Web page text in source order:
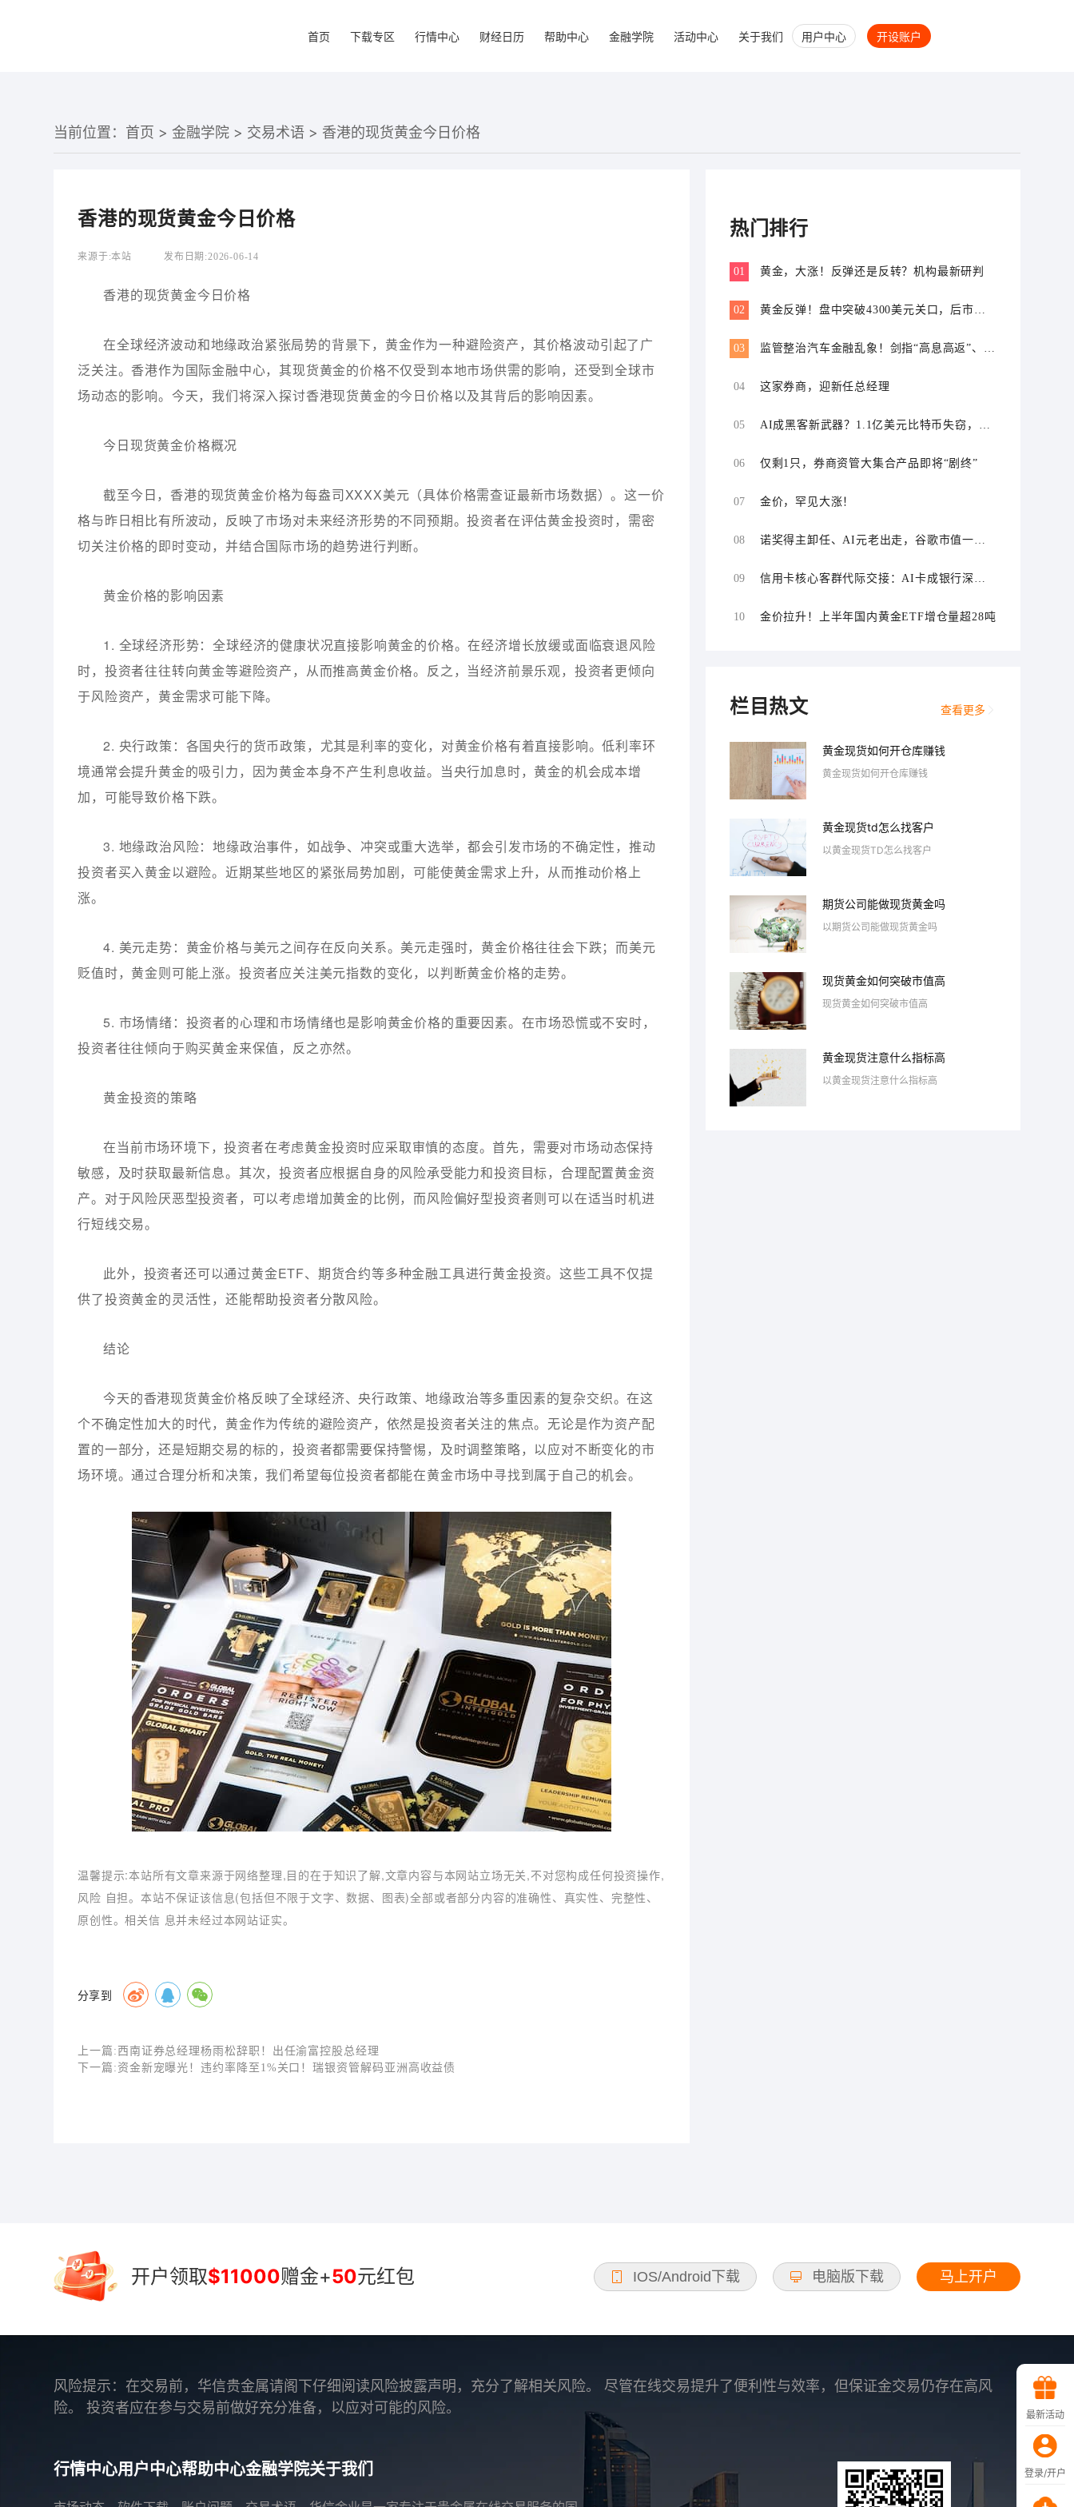
首页 下载专区 行情中心 财经日历 帮助中心 金融学院 活动中心 关于我们 用户中心 开设账户
当前位置： 首页 >金融学院 > 交易术语 > 香港的现货黄金今日价格
香港的现货黄金今日价格
来源于:本站 发布日期:2026-06-14
香港的现货黄金今日价格
在全球经济波动和地缘政治紧张局势的背景下，黄金作为一种避险资产，其价格波动引起了广
泛关注。香港作为国际金融中心，其现货黄金的价格不仅受到本地市场供需的影响，还受到全球市
场动态的影响。今天，我们将深入探讨香港现货黄金的今日价格以及其背后的影响因素。
今日现货黄金价格概况
截至今日，香港的现货黄金价格为每盎司XXXX美元（具体价格需查证最新市场数据）。这一价
格与昨日相比有所波动，反映了市场对未来经济形势的不同预期。投资者在评估黄金投资时，需密
切关注价格的即时变动，并结合国际市场的趋势进行判断。
黄金价格的影响因素
1. 全球经济形势：全球经济的健康状况直接影响黄金的价格。在经济增长放缓或面临衰退风险
时，投资者往往转向黄金等避险资产，从而推高黄金价格。反之，当经济前景乐观，投资者更倾向
于风险资产，黄金需求可能下降。
2. 央行政策：各国央行的货币政策，尤其是利率的变化，对黄金价格有着直接影响。低利率环
境通常会提升黄金的吸引力，因为黄金本身不产生利息收益。当央行加息时，黄金的机会成本增
加，可能导致价格下跌。
3. 地缘政治风险：地缘政治事件，如战争、冲突或重大选举，都会引发市场的不确定性，推动
投资者买入黄金以避险。近期某些地区的紧张局势加剧，可能使黄金需求上升，从而推动价格上
涨。
4. 美元走势：黄金价格与美元之间存在反向关系。美元走强时，黄金价格往往会下跌；而美元
贬值时，黄金则可能上涨。投资者应关注美元指数的变化，以判断黄金价格的走势。
5. 市场情绪：投资者的心理和市场情绪也是影响黄金价格的重要因素。在市场恐慌或不安时，
投资者往往倾向于购买黄金来保值，反之亦然。
黄金投资的策略
在当前市场环境下，投资者在考虑黄金投资时应采取审慎的态度。首先，需要对市场动态保持
敏感，及时获取最新信息。其次，投资者应根据自身的风险承受能力和投资目标，合理配置黄金资
产。对于风险厌恶型投资者，可以考虑增加黄金的比例，而风险偏好型投资者则可以在适当时机进
行短线交易。
此外，投资者还可以通过黄金ETF、期货合约等多种金融工具进行黄金投资。这些工具不仅提
供了投资黄金的灵活性，还能帮助投资者分散风险。
结论
今天的香港现货黄金价格反映了全球经济、央行政策、地缘政治等多重因素的复杂交织。在这
个不确定性加大的时代，黄金作为传统的避险资产，依然是投资者关注的焦点。无论是作为资产配
置的一部分，还是短期交易的标的，投资者都需要保持警惕，及时调整策略，以应对不断变化的市
场环境。通过合理分析和决策，我们希望每位投资者都能在黄金市场中寻找到属于自己的机会。
温馨提示:本站所有文章来源于网络整理,目的在于知识了解,文章内容与本网站立场无关,不对您构成任何投资操作,
风险 自担。本站不保证该信息(包括但不限于文字、数据、图表)全部或者部分内容的准确性、真实性、完整性、
原创性。相关信 息并未经过本网站证实。
分享到
上一篇: 西南证券总经理杨雨松辞职！出任渝富控股总经理
下一篇: 资金新宠曝光！违约率降至1%关口！瑞银资管解码亚洲高收益债
热门排行
01 黄金，大涨！反弹还是反转？机构最新研判
02
黄金反弹！盘中突破4300美元关口，后市怎
03
监管整治汽车金融乱象！剑指“高息高返”、
04
这家券商，迎新任总经理
05
AI成黑客新武器？1.1亿美元比特币失窃，加
06
仅剩1只，券商资管大集合产品即将“剧终”
07 金价，罕见大涨！
08
诺奖得主卸任、AI元老出走，谷歌市值一日
09
信用卡核心客群代际交接：AI卡成银行深耕
10
金价拉升！上半年国内黄金ETF增仓量超28吨
栏目热文 查看更多
黄金现货如何开仓库赚钱
黄金现货如何开仓库赚钱
黄金现货td怎么找客户
以黄金现货TD怎么找客户
期货公司能做现货黄金吗
以期货公司能做现货黄金吗
现货黄金如何突破市值高
现货黄金如何突破市值高
黄金现货注意什么指标高
以黄金现货注意什么指标高
开户领取$11000赠金+50元红包 IOS/Android下载 电脑版下载 马上开户
风险提示：在交易前，华信贵金属请阁下仔细阅读风险披露声明，充分了解相关风险。 尽管在线交易提升了便利性与效率，但保证金交易仍存在高风
险。 投资者应在参与交易前做好充分准备，以应对可能的风险。
行情中心用户中心帮助中心金融学院关于我们
最新活动
登录/开户